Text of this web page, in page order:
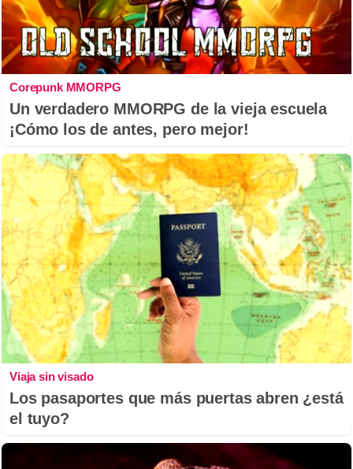
Corepunk MMORPG
Un verdadero MMORPG de la vieja escuela
¡Cómo los de antes, pero mejor!
Viaja sin visado
Los pasaportes que más puertas abren ¿está
el tuyo?